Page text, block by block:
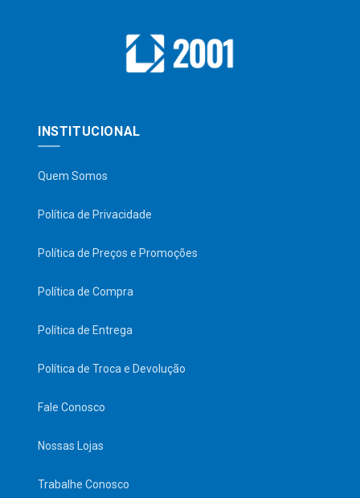
INSTITUCIONAL
Quem Somos
Política de Privacidade
Política de Preços e Promoções
Política de Compra
Política de Entrega
Política de Troca e Devolução
Fale Conosco
Nossas Lojas
Trabalhe Conosco